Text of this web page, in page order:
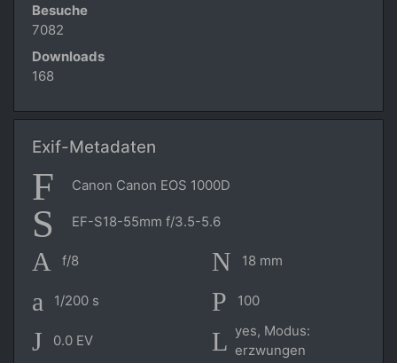
Besuche
7082
Downloads
168
Exif-Metadaten
Canon Canon EOS 1000D
EF-S18-55mm f/3.5-5.6
f/8 18 mm
1/200 s 100
0.0 EV
yes, Modus:
erzwungen